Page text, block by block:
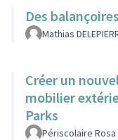
Des
Mathias
Créer un
mobilier
Parks
Périscolaire Rosa